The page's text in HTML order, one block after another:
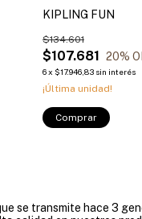
KIPLING FUN
$107.681
$134.601
20%
6x $17.946,83 sin interés
¡Última unidad!
Comprar
se transmite hace 3